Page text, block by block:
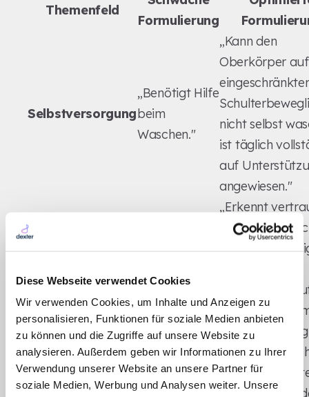
Diese Webseite verwendet Cookies
Wir verwenden Cookies, um Inhalte und Anzeigen zu
personalisieren, Funktionen für soziale Medien anbieten
zu können und die Zugriffe auf unsere Website zu
analysieren. Außerdem geben wir Informationen zu Ihrer
Verwendung unserer Website an unsere Partner für
soziale Medien, Werbung und Analysen weiter. Unsere
Themenfeld
Formulierung
Selbstversorgung
„Benötigt Hilfe
beim
Waschen."
„Kann den
Oberkörper
eingeschränkter
nicht selbst
ist täglich
auf
angewiesen."
verwirrt."
„Erkennt
Pflegekräfte
mehr
Orientierung
Station ist nur
Begleitung
„Das Gangbild
sich in den
Wochen